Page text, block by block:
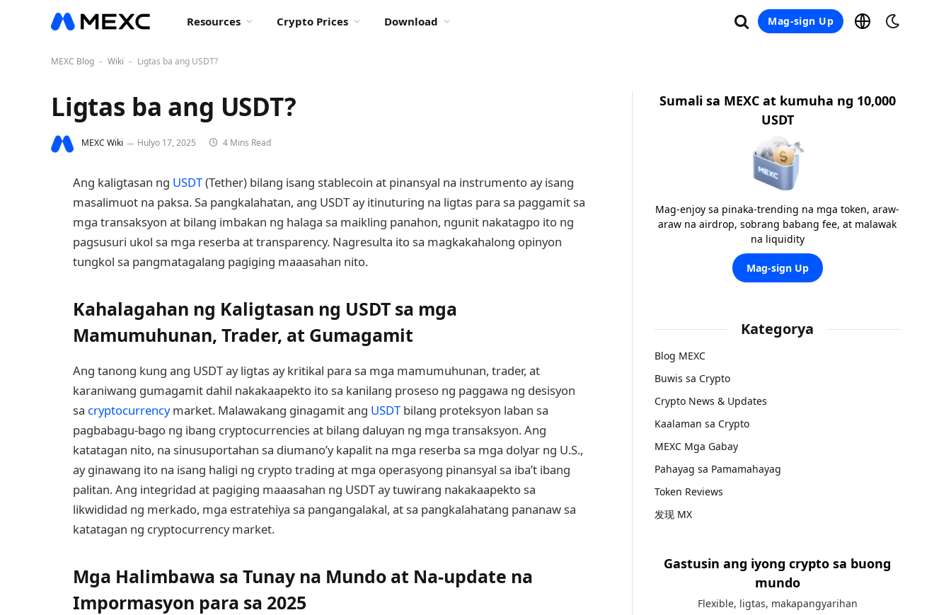
Resources Crypto Prices Download Mag-sign Up
MEXC Blog - Wiki - Ligtas ba ang USDT?
Ligtas ba ang USDT?
MEXC Wiki Hulyo 17, 2025 4 Mins Read
Ang kaligtasan ng USDT(Tether) bilang isang stablecoin at pinansyal na instrumento ay isang
masalimuot na paksa. Sa pangkalahatan, ang USDT ay itinuturing na ligtas para sa paggamit sa
mga transaksyon at bilang imbakan ng halaga sa maikling panahon, ngunit nakatagpo ito ng
pagsusuri ukol sa mga reserba at transparency. Nagresulta ito sa magkakahalong opinyon
tungkol sa pangmatagalang pagiging maaasahan nito.
Kahalagahan ng Kaligtasan ng USDT sa mga
Mamumuhunan, Trader, at Gumagamit
Ang tanong kung ang USDT ay ligtas ay kritikal para sa mga mamumuhunan, trader, at
karaniwang gumagamit dahil nakakaapekto ito sa kanilang proseso ng paggawa ng desisyon
sa cryptocurrencymarket. Malawakang ginagamit ang USDT bilang proteksyon laban sa
pagbabagu-bago ng ibang cryptocurrencies at bilang daluyan ng mga transaksyon. Ang
katatagan nito, na sinusuportahan sa diumano’y kapalit na mga reserba sa mga dolyar ng U.S.,
ay ginawang ito na isang haligi ng crypto trading at mga operasyong pinansyal sa iba’t ibang
palitan. Ang integridad at pagiging maaasahan ng USDT ay tuwirang nakakaapekto sa
likwididad ng merkado, mga estratehiya sa pangangalakal, at sa pangkalahatang pananaw sa
katatagan ng cryptocurrency market.
Mga Halimbawa sa Tunay na Mundo at Na-update na
Impormasyon para sa 2025
Sumali sa MEXC at kumuha ng 10,000
USDT
Mag-enjoy sa pinaka-trending na mga token, araw-
araw na airdrop, sobrang babang fee, at malawak
na liquidity
Mag-sign Up
Kategorya
Blog MEXC
Buwis sa Crypto
Crypto News & Updates
Kaalaman sa Crypto
MEXC Mga Gabay
Pahayag sa Pamamahayag
Token Reviews
发现 MX
Gastusin ang iyong crypto sa buong
mundo
Flexible, ligtas, makapangyarihan